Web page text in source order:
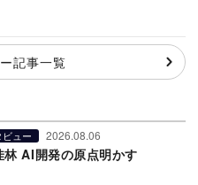
記事一覧
ビュー 2026.08.06
林 AI開発の原点明かす